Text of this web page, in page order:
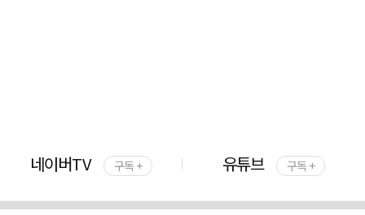
네이버TV 구독 + 유튜브 구독 +